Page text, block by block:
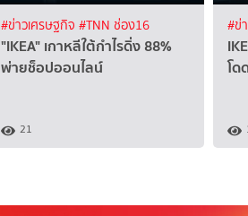
#ข่าวเศรษฐกิจ #TNN ช่อง16
"IKEA" เกาหลีใต้กำไรดิ่ง 88%
พ่ายช็อปออนไลน์
21
#ข่
โด